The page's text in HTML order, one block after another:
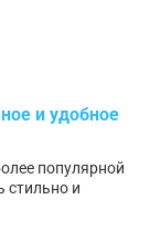
и удобное
популярной
стильно и